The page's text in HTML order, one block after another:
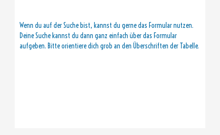
Wenn du auf der Suche bist, kannst du gerne das Formular nutzen.
Deine Suche kannst du dann ganz einfach über das Formular
aufgeben. Bitte orientiere dich grob an den Überschriften der Tabelle.